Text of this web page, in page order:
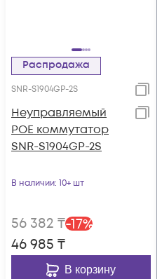
Распродажа
SNR-S1904GP-2S
Неуправляемый
POE коммутатор
SNR-S1904GP-2S
В наличии: 10+ шт
56 382 ₸-17%
46 985 ₸
В корзину